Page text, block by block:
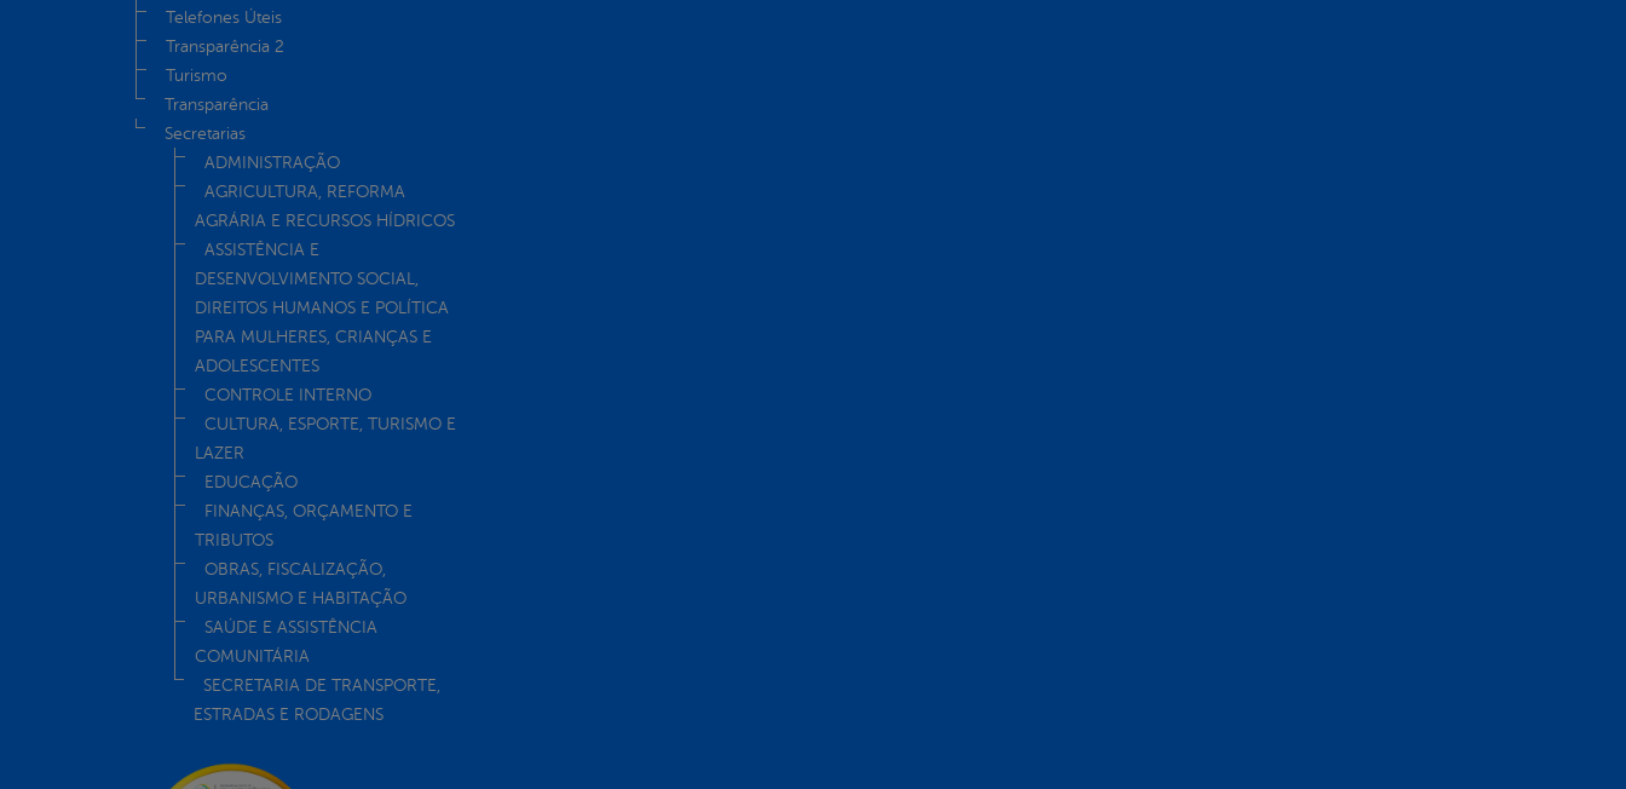
Telefones Úteis
Transparência 2
Turismo
Transparência
Secretarias
ADMINISTRAÇÃO
AGRICULTURA, REFORMA
AGRÁRIA E RECURSOS HÍDRICOS
ASSISTÊNCIA E
DESENVOLVIMENTO SOCIAL,
DIREITOS HUMANOS E POLÍTICA
PARA MULHERES, CRIANÇAS E
ADOLESCENTES
CONTROLE INTERNO
CULTURA, ESPORTE, TURISMO E
LAZER
EDUCAÇÃO
FINANÇAS, ORÇAMENTO E
TRIBUTOS
OBRAS, FISCALIZAÇÃO,
URBANISMO E HABITAÇÃO
SAÚDE E ASSISTÊNCIA
COMUNITÁRIA
SECRETARIA DE TRANSPORTE,
ESTRADAS E RODAGENS